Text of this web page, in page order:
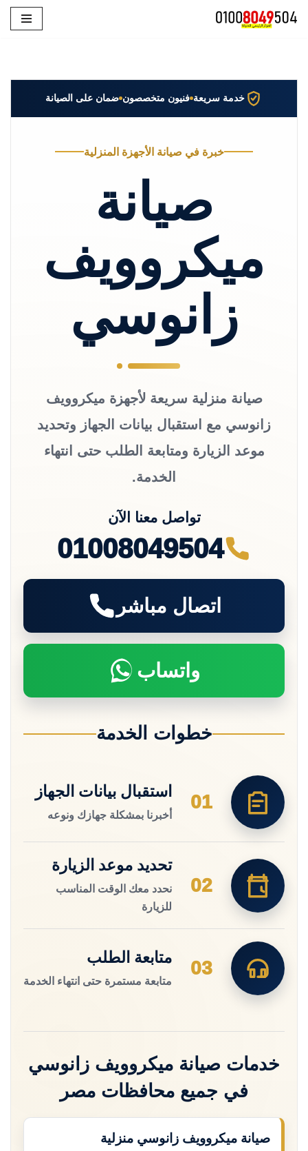
خدمة سريعة فنيون متخصصون ضمان على الصيانة
خبرة في صيانة الأجهزة المنزلية
صيانة
ميكروويف
زانوسي
صيانة منزلية سريعة لأجهزة ميكروويف
زانوسي مع استقبال بيانات الجهاز وتحديد
موعد الزيارة ومتابعة الطلب حتى انتهاء
الخدمة.
تواصل معنا الآن
01008049504
اتصال مباشر
واتساب
خطوات الخدمة
01
استقبال بيانات الجهاز
أخبرنا بمشكلة جهازك ونوعه
02
تحديد موعد الزيارة
نحدد معك الوقت المناسب
للزيارة
03
متابعة الطلب
متابعة مستمرة حتى انتهاء الخدمة
خدمات صيانة ميكروويف زانوسي
في جميع محافظات مصر
صيانة ميكروويف زانوسي منزلية